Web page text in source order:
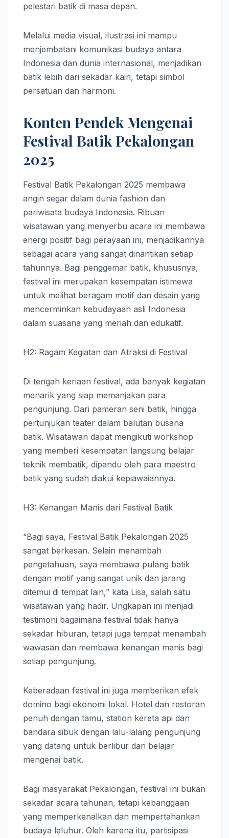
pelestari batik di masa depan.
Melalui media visual, ilustrasi ini mampu
menjembatani komunikasi budaya antara
Indonesia dan dunia internasional, menjadikan
batik lebih dari sekadar kain, tetapi simbol
persatuan dan harmoni.
Konten Pendek Mengenai
Festival Batik Pekalongan
2025
Festival Batik Pekalongan 2025 membawa
angin segar dalam dunia fashion dan
pariwisata budaya Indonesia. Ribuan
wisatawan yang menyerbu acara ini membawa
energi positif bagi perayaan ini, menjadikannya
sebagai acara yang sangat dinantikan setiap
tahunnya. Bagi penggemar batik, khususnya,
festival ini merupakan kesempatan istimewa
untuk melihat beragam motif dan desain yang
mencerminkan kebudayaan asli Indonesia
dalam suasana yang meriah dan edukatif.
H2: Ragam Kegiatan dan Atraksi di Festival
Di tengah keriaan festival, ada banyak kegiatan
menarik yang siap memanjakan para
pengunjung. Dari pameran seni batik, hingga
pertunjukan teater dalam balutan busana
batik. Wisatawan dapat mengikuti workshop
yang memberi kesempatan langsung belajar
teknik membatik, dipandu oleh para maestro
batik yang sudah diakui kepiawaiannya.
H3: Kenangan Manis dari Festival Batik
“Bagi saya, Festival Batik Pekalongan 2025
sangat berkesan. Selain menambah
pengetahuan, saya membawa pulang batik
dengan motif yang sangat unik dan jarang
ditemui di tempat lain,” kata Lisa, salah satu
wisatawan yang hadir. Ungkapan ini menjadi
testimoni bagaimana festival tidak hanya
sekadar hiburan, tetapi juga tempat menambah
wawasan dan membawa kenangan manis bagi
setiap pengunjung.
Keberadaan festival ini juga memberikan efek
domino bagi ekonomi lokal. Hotel dan restoran
penuh dengan tamu, station kereta api dan
bandara sibuk dengan lalu-lalang pengunjung
yang datang untuk berlibur dan belajar
mengenai batik.
Bagi masyarakat Pekalongan, festival ini bukan
sekadar acara tahunan, tetapi kebanggaan
yang memperkenalkan dan mempertahankan
budaya leluhur. Oleh karena itu, partisipasi